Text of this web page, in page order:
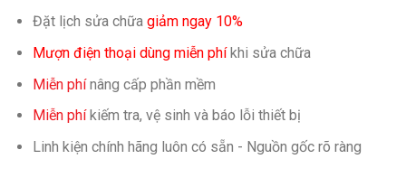
Đặt lịch sửa chữa giảm ngay 10%
Mượn điện thoại dùng miễn phíkhi sửa chữa
Miễn phínâng cấp phần mềm
Miễn phíkiếm tra, vệ sinh và báo lỗi thiết bị
Linh kiện chính hãng luôn có sẵn - Nguồn gốc rõ ràng